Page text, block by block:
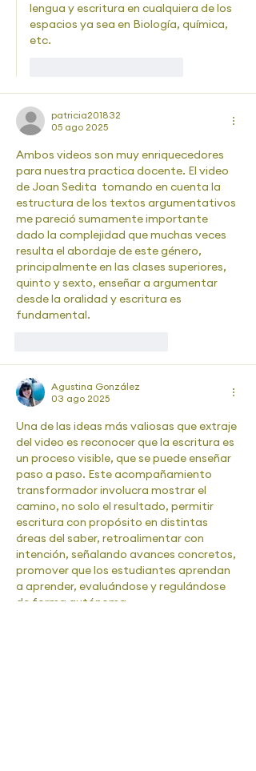
lengua y escritura en cualquiera de los
espacios ya sea en Biología, química,
etc.
patricia201832
05 ago 2025
Ambos videos son muy enriquecedores
para nuestra practica docente. El video
de Joan Sedita  tomando en cuenta la
estructura de los textos argumentativos
me pareció sumamente importante
dado la complejidad que muchas veces
resulta el abordaje de este género,
principalmente en las clases superiores,
quinto y sexto, enseñar a argumentar
desde la oralidad y escritura es
fundamental.
Agustina González
03 ago 2025
Una de las ideas más valiosas que extraje
del video es reconocer que la escritura es
un proceso visible, que se puede enseñar
paso a paso. Este acompañamiento
transformador involucra mostrar el
camino, no solo el resultado, permitir
escritura con propósito en distintas
áreas del saber, retroalimentar con
intención, señalando avances concretos,
promover que los estudiantes aprendan
a aprender, evaluándose y regulándose
de forma autónoma.